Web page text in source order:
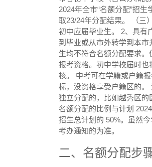
2024年全市“名额分配”招
取23/24年分配结果。 （三
初中应届毕业生。 2、具有
到毕业或从市外转学到本
生均不符合名额分配要求
报考资格。初中学校届时
核。 中考可在学籍或户籍
标，没资格享受户籍区的
独立分配的，比如越秀区的
名额分配的比例与计划
招生总计划的 50%。虽然
考办通知的为准。
二、名额分配步